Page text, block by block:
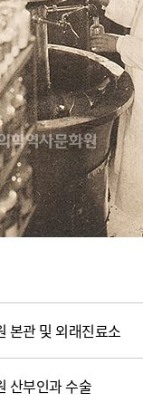
본관 및 외래진료소
산부인과 수술